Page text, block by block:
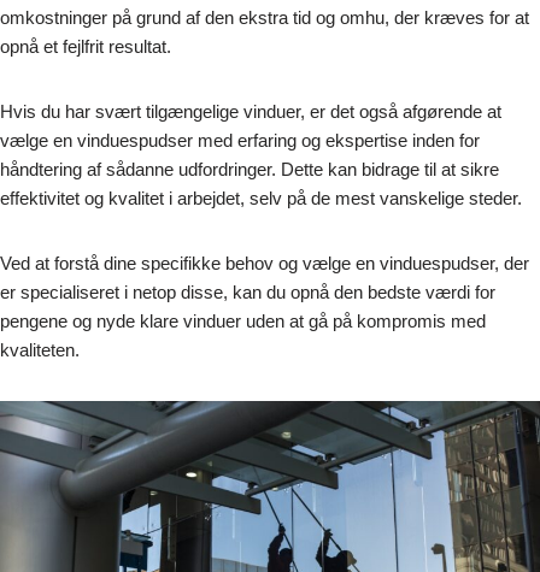
omkostninger på grund af den ekstra tid og omhu, der kræves for at
opnå et fejlfrit resultat.
Hvis du har svært tilgængelige vinduer, er det også afgørende at
vælge en vinduespudser med erfaring og ekspertise inden for
håndtering af sådanne udfordringer. Dette kan bidrage til at sikre
effektivitet og kvalitet i arbejdet, selv på de mest vanskelige steder.
Ved at forstå dine specifikke behov og vælge en vinduespudser, der
er specialiseret i netop disse, kan du opnå den bedste værdi for
pengene og nyde klare vinduer uden at gå på kompromis med
kvaliteten.